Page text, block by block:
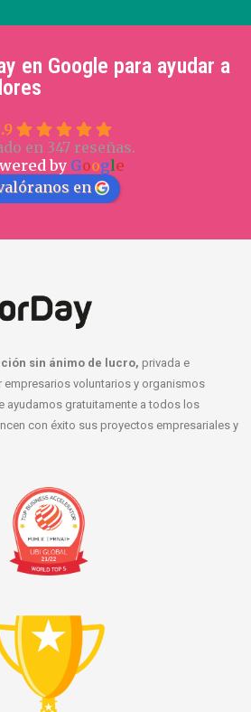
en Google para ayudar a
en 347 reseñas.
by Google
en
sin ánimo de lucro, privada e
voluntarios y organismos
ayudamos gratuitamente a todos los
con éxito sus proyectos empresariales y